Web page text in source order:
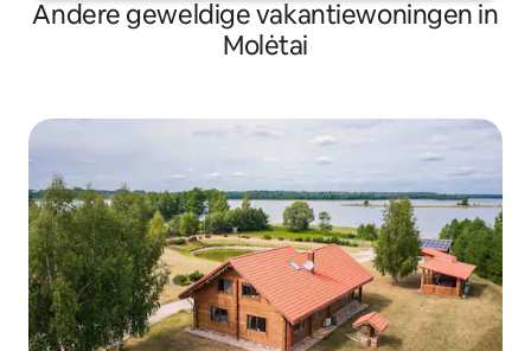
Andere geweldige vakantiewoningen in
Molėtai